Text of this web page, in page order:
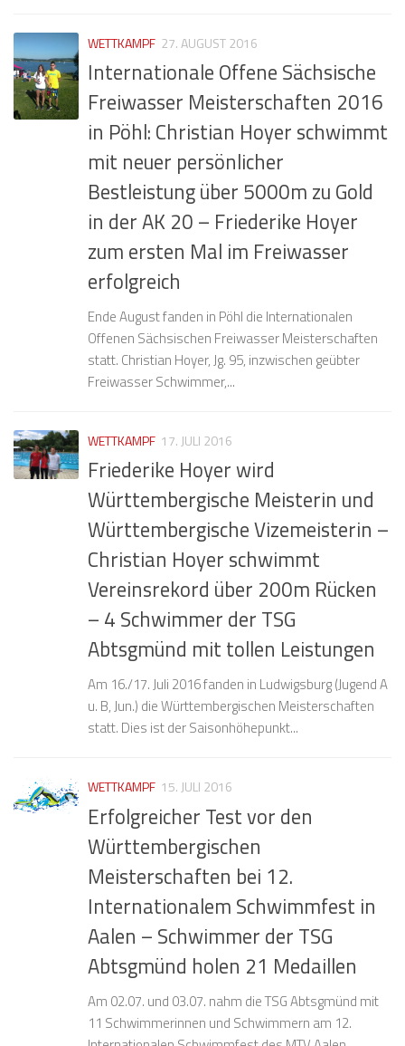
WETTKAMPF 27. AUGUST 2016
Internationale Offene Sächsische
Freiwasser Meisterschaften 2016
in Pöhl: Christian Hoyer schwimmt
mit neuer persönlicher
Bestleistung über 5000m zu Gold
in der AK 20 – Friederike Hoyer
zum ersten Mal im Freiwasser
erfolgreich
Ende August fanden in Pöhl die Internationalen
Offenen Sächsischen Freiwasser Meisterschaften
statt. Christian Hoyer, Jg. 95, inzwischen geübter
Freiwasser Schwimmer,...
WETTKAMPF 17. JULI 2016
Friederike Hoyer wird
Württembergische Meisterin und
Württembergische Vizemeisterin –
Christian Hoyer schwimmt
Vereinsrekord über 200m Rücken
– 4 Schwimmer der TSG
Abtsgmünd mit tollen Leistungen
Am 16./17. Juli 2016 fanden in Ludwigsburg (Jugend A
u. B, Jun.) die Württembergischen Meisterschaften
statt. Dies ist der Saisonhöhepunkt...
WETTKAMPF 15. JULI 2016
Erfolgreicher Test vor den
Württembergischen
Meisterschaften bei 12.
Internationalem Schwimmfest in
Aalen – Schwimmer der TSG
Abtsgmünd holen 21 Medaillen
Am 02.07. und 03.07. nahm die TSG Abtsgmünd mit
11 Schwimmerinnen und Schwimmern am 12.